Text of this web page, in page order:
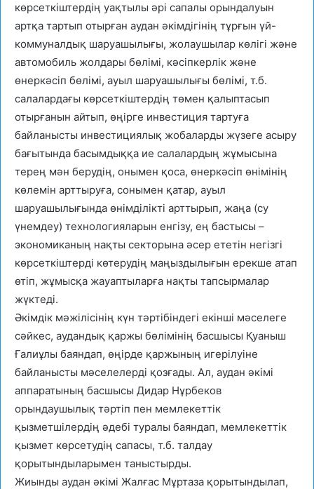
көрсеткіштердің уақтылы әрі сапалы орындалуын
артқа тартып отырған аудан әкімдігінің тұрғын үй-
коммуналдық шаруашылығы, жолаушылар көлігі және
автомобиль жолдары бөлімі, кәсіпкерлік және
өнеркәсіп бөлімі, ауыл шаруашылығы бөлімі, т.б.
салалардағы көрсеткіштердің төмен қалыптасып
отырғанын айтып, өңірге инвестиция тартуға
байланысты инвестициялық жобаларды жүзеге асыру
бағытында басымдыққа ие салалардың жұмысына
терең мән берудің, онымен қоса, өнеркәсіп өнімінің
көлемін арттыруға, сонымен қатар, ауыл
шаруашылығында өнімділікті арттырып, жаңа (су
үнемдеу) технологияларын енгізу, ең бастысы –
экономиканың нақты секторына әсер ететін негізгі
көрсеткіштерді көтерудің маңыздылығын ерекше атап
өтіп, жұмысқа жауаптыларға нақты тапсырмалар
жүктеді.
Әкімдік мәжілісінің күн тәртібіндегі екінші мәселеге
сәйкес, аудандық қаржы бөлімінің басшысы Қуаныш
Ғалиұлы баяндап, өңірде қаржының игерілуіне
байланысты мәселелерді қозғады. Ал, аудан әкімі
аппаратының басшысы Дидар Нұрбеков
орындаушылық тәртіп пен мемлекеттік
қызметшілердің әдебі туралы баяндап, мемлекеттік
қызмет көрсетудің сапасы, т.б. талдау
қорытындыларымен таныстырды.
Жиынды аудан әкімі Жалғас Мұртаза қорытындылап,